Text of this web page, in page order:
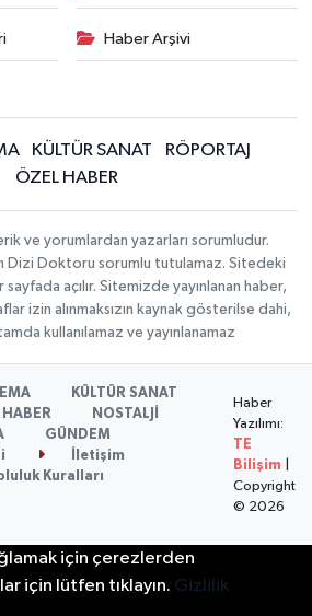
Haber Arşivi
KÜLTÜR SANAT
RÖPORTAJ
ÖZEL HABER
ve yorumlardan yazarları sorumludur.
Dizi Doktoru sorumlu tutulamaz. Sitedeki
açılır. Sitemizde yayınlanan haber,
izin alınmaksızın kaynak gösterilse dahi,
kullanılamaz ve yayınlanamaz
KÜLTÜR SANAT
NOSTALJİ
GÜNDEM
İletişim
Kuralları
Haber
Yazılımı:
TE
Bilişim
Copyright
© 2026
için çerezlerden
için lütfen tıklayın. Gizlilik